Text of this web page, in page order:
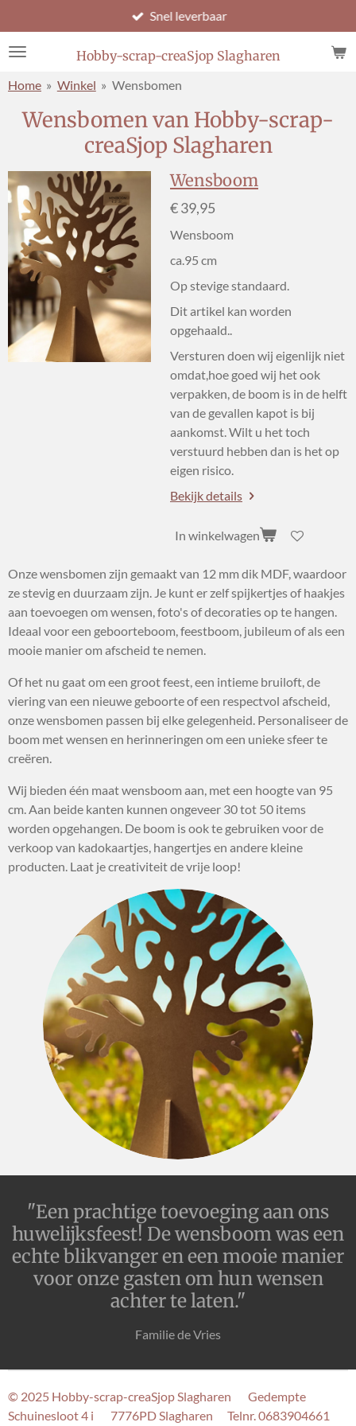
direct
naar
hoofdinhoud
Hobby-scrap-creaSjop Slagharen
Snel leverbaar
Home » Winkel » Wensbomen
Wensbomen van Hobby-scrap-
creaSjop Slagharen
Wensboom
€ 39,95
Wensboom
ca.95 cm
Op stevige standaard.
Dit artikel kan worden
opgehaald..
Versturen doen wij eigenlijk niet
omdat,hoe goed wij het ook
verpakken, de boom is in de helft
van de gevallen kapot is bij
aankomst. Wilt u het toch
verstuurd hebben dan is het op
eigen risico.
Bekijk details
In winkelwagen
Onze wensbomen zijn gemaakt van 12 mm dik MDF, waardoor
ze stevig en duurzaam zijn. Je kunt er zelf spijkertjes of haakjes
aan toevoegen om wensen, foto's of decoraties op te hangen.
Ideaal voor een geboorteboom, feestboom, jubileum of als een
mooie manier om afscheid te nemen.
Of het nu gaat om een groot feest, een intieme bruiloft, de
viering van een nieuwe geboorte of een respectvol afscheid,
onze wensbomen passen bij elke gelegenheid. Personaliseer de
boom met wensen en herinneringen om een unieke sfeer te
creëren.
Wij bieden één maat wensboom aan, met een hoogte van 95
cm. Aan beide kanten kunnen ongeveer 30 tot 50 items
worden opgehangen. De boom is ook te gebruiken voor de
verkoop van kadokaartjes, hangertjes en andere kleine
producten. Laat je creativiteit de vrije loop!
"Een prachtige toevoeging aan ons
huwelijksfeest! De wensboom was een
echte blikvanger en een mooie manier
voor onze gasten om hun wensen
achter te laten."
Familie de Vries
© 2025 Hobby-scrap-creaSjop Slagharen Gedempte
Schuinesloot 4 i 7776PD Slagharen Telnr. 0683904661